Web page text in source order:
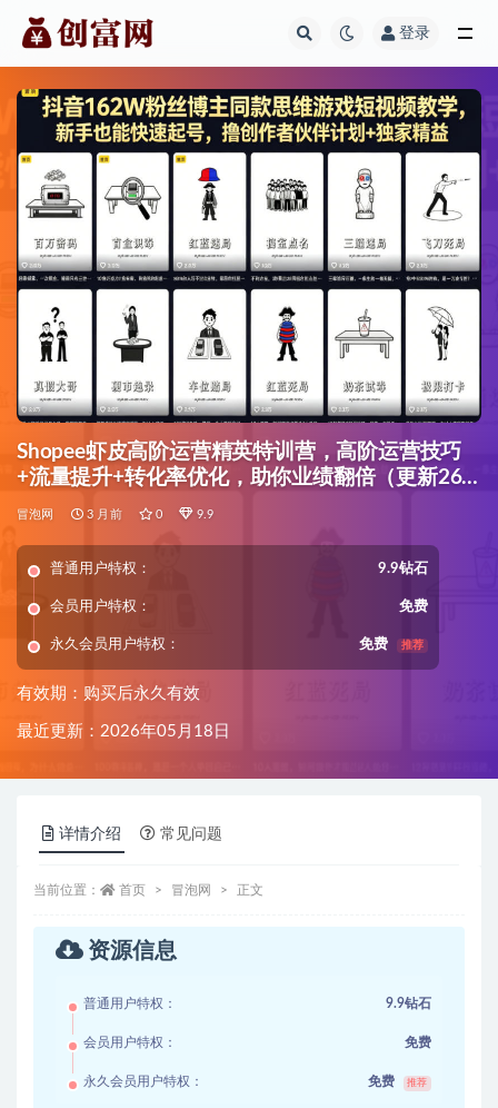
登录
Shopee虾皮高阶运营精英特训营，高阶运营技巧
+流量提升+转化率优化，助你业绩翻倍（更新26
年5月）
冒泡网 3 月前 0 9.9
普通用户特权： 9.9钻石
会员用户特权： 免费
永久会员用户特权： 免费 推荐
有效期：购买后永久有效
最近更新：2026年05月18日
详情介绍 常见问题
当前位置： 首页 冒泡网 正文
资源信息
普通用户特权： 9.9钻石
会员用户特权： 免费
永久会员用户特权： 免费 推荐